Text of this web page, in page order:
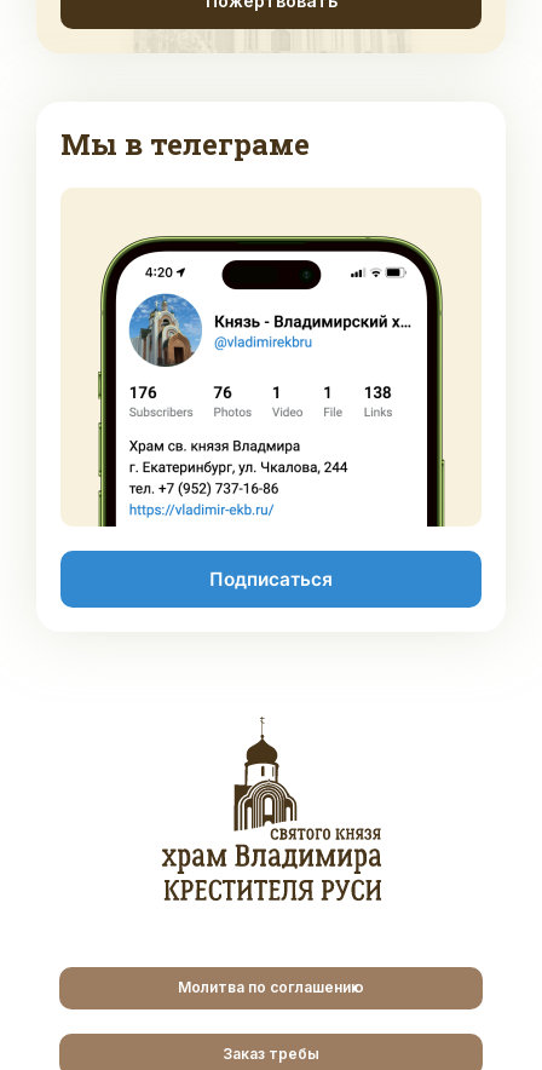
Мы в телеграме
Подписаться
Молитва по соглашению
Заказ требы